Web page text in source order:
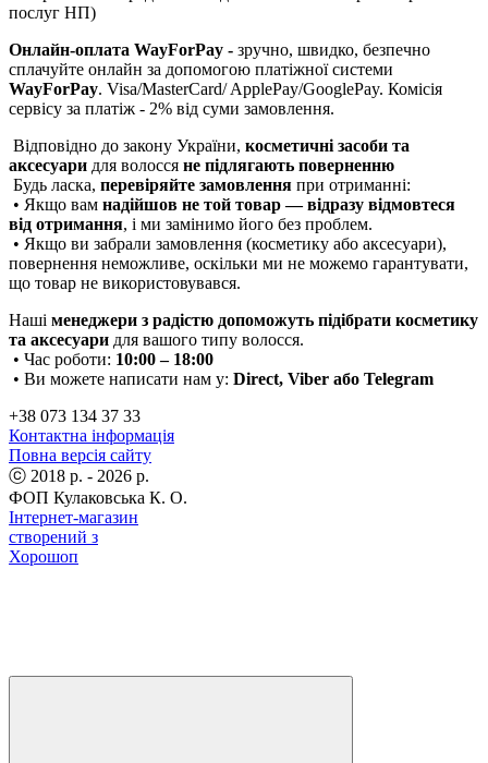
послуг НП)
Онлайн-оплата WayForPay - зручно, швидко, безпечно
сплачуйте онлайн за допомогою платіжної системи
WayForPay. Visa/MasterCard/ ApplePay/GooglePay. Комісія
сервісу за платіж - 2% від суми замовлення.
Відповідно до закону України, косметичні засоби та
аксесуари для волосся не підлягають поверненню
Будь ласка, перевіряйте замовлення при отриманні:
• Якщо вам надійшов не той товар — відразу відмовтеся
від отримання, і ми замінимо його без проблем.
• Якщо ви забрали замовлення (косметику або аксесуари),
повернення неможливе, оскільки ми не можемо гарантувати,
що товар не використовувався.
Наші менеджери з радістю допоможуть підібрати косметику
та аксесуари для вашого типу волосся.
• Час роботи: 10:00 – 18:00
• Ви можете написати нам у: Direct, Viber або Telegram
+38 073 134 37 33
Контактна інформація
Повна версія сайту
ⓒ 2018 р. - 2026 р.
ФОП Кулаковська К. О.
Інтернет-магазин
створений з
Хорошоп